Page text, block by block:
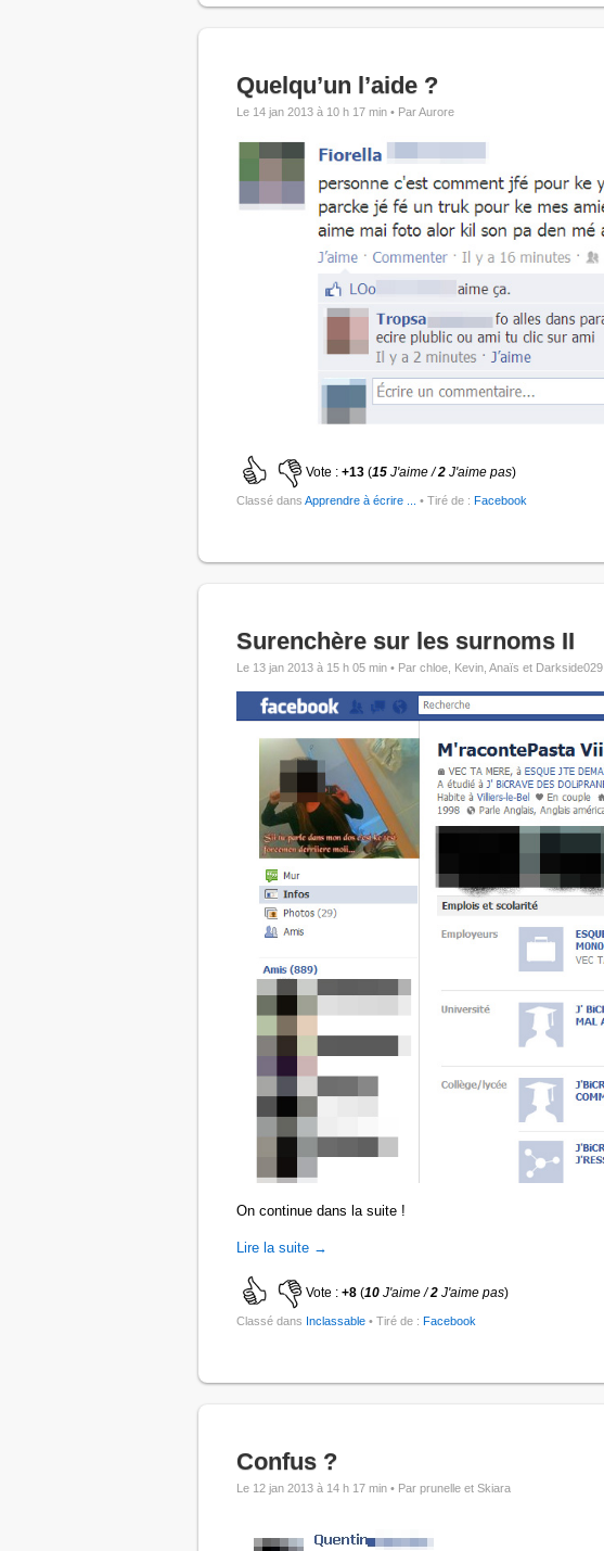
Quelqu’un l’aide ?
Le 14 jan 2013 à 10 h 17 min • Par Aurore
Vote : +13 (15 J'aime /2 J'aime pas)
Classé dans Apprendre à écrire ... • Tiré de : Facebook
Surenchère sur les surnoms II
Le 13 jan 2013 à 15 h 05 min • Par chloe, Kevin, Anaïs et Darkside029
On continue dans la suite !
Lire la suite →
Vote : +8 (10 J'aime /2 J'aime pas)
Classé dans Inclassable • Tiré de : Facebook
Confus ?
Le 12 jan 2013 à 14 h 17 min • Par prunelle et Skiara